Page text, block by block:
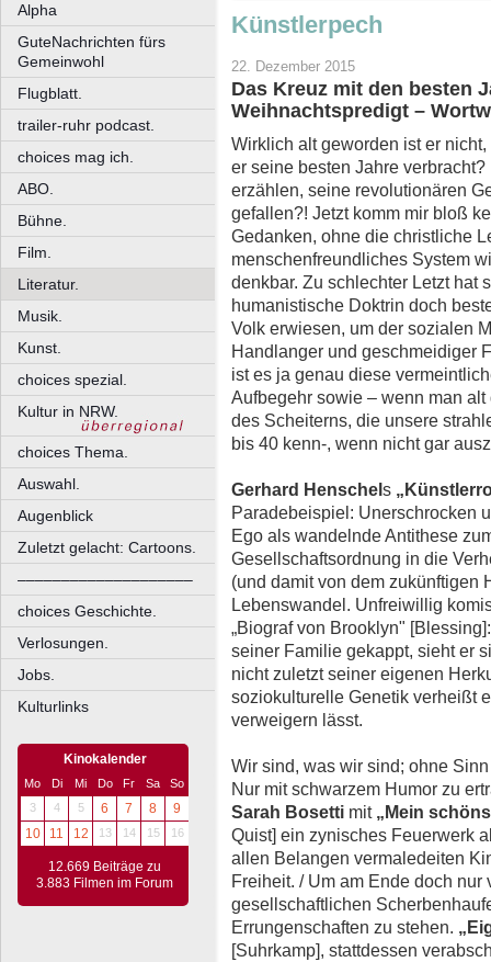
Alpha
GuteNachrichten fürs
Gemeinwohl
Flugblatt.
trailer-ruhr podcast.
choices mag ich.
ABO.
Bühne.
Film.
Literatur.
Musik.
Kunst.
choices spezial.
Kultur in NRW.
choices Thema.
Auswahl.
Augenblick
Zuletzt gelacht: Cartoons.
––––––––––––––––––––
choices Geschichte.
Verlosungen.
Jobs.
Kulturlinks
Kinokalender
Mo Di Mi Do Fr Sa
So
3
4 5 6 7 8
9
10
11 12 13 14 15 16
12.669 Beiträge zu
3.883 Filmen im Forum
Künstlerpech
22. Dezember 2015
Das Kreuz mit den besten
Weihnachtspredigt –
Wirklich alt geworden ist er
er seine besten Jahre
erzählen, seine revolutionären
gefallen?! Jetzt komm mir bloß
Gedanken, ohne die christliche
menschenfreundliches System
denkbar. Zu schlechter Letzt hat
humanistische Doktrin doch
Volk erwiesen, um der sozialen
Handlanger und geschmeidiger
ist es ja genau diese
Aufbegehr sowie – wenn man
des Scheiterns, die unsere
bis 40 kenn-, wenn nicht gar
Gerhard Henschel s
Paradebeispiel: Unerschrocken
Ego als wandelnde Antithese
Gesellschaftsordnung in die
(und damit von dem zukünftigen
Lebenswandel. Unfreiwillig
„Biograf von Brooklyn"
seiner Familie gekappt, sieht er
nicht zuletzt seiner eigenen
soziokulturelle Genetik verheißt
verweigern lässt.
Wir sind, was wir sind; ohne
Nur mit schwarzem Humor zu
Sarah Bosetti mit „Mein
Quist] ein zynisches Feuerwerk
allen Belangen vermaledeiten
Freiheit. / Um am Ende doch
gesellschaftlichen
Errungenschaften zu stehen.
[Suhrkamp], stattdessen